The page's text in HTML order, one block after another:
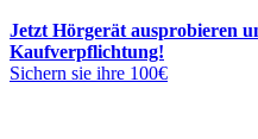
Jetzt Hörgerät ausprobieren
Kaufverpflichtung!
Sichern sie ihre 100€